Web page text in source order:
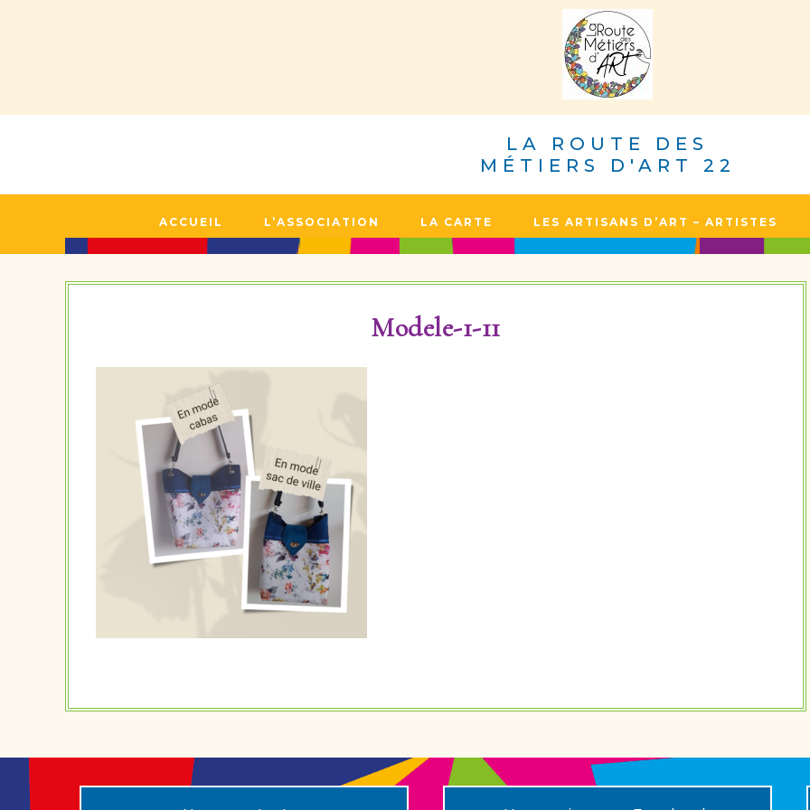
LA ROUTE DES
MÉTIERS D'ART 22
ACCUEIL L’ASSOCIATION LA CARTE LES ARTISANS D’ART – ARTISTES
Modele-1-11